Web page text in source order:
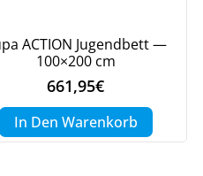
ACTION Jugendbett —
100×200 cm
661,95€
In Den Warenkorb